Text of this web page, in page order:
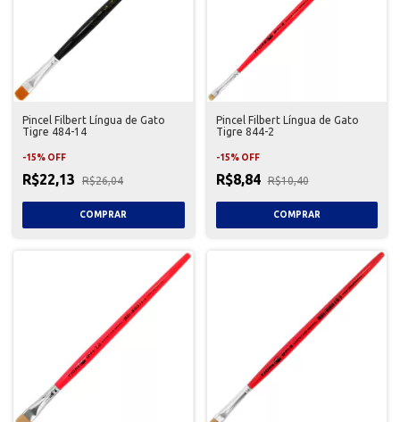
Pincel Filbert Língua de Gato
Tigre 484-14
-15% OFF
R$22,13 R$26,04
Pincel Filbert Língua de Gato
Tigre 844-2
-15% OFF
R$8,84 R$10,40